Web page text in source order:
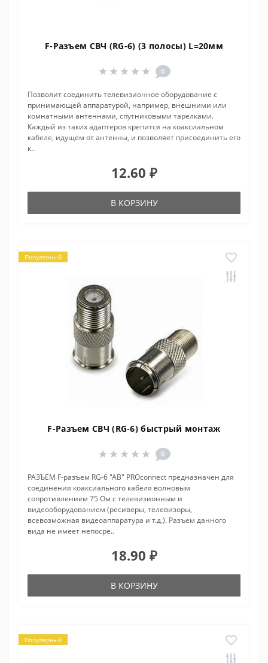
F-Разъем СВЧ (RG-6) (3 полосы) L=20мм
0
Позволит соединить телевизионное оборудование с
принимающей аппаратурой, например, внешними или
комнатными антеннами, спутниковыми тарелками.
Каждый из таких адаптеров крепится на коаксиальном
кабеле, идущем от антенны, и позволяет присоединить его
к..
12.60 ₽
В КОРЗИНУ
Популярный
F-Разъем СВЧ (RG-6) быстрый монтаж
0
РАЗЪЕМ F-разъем RG-6 "AB" PROconnect предназначен для
соединения коаксиального кабеля волновым
сопротивлением 75 Ом с телевизионным и
видеооборудованием (ресиверы, телевизоры,
всевозможная видеоаппаратура и т.д.). Разъем данного
вида не имеет непосре..
18.90 ₽
В КОРЗИНУ
Популярный